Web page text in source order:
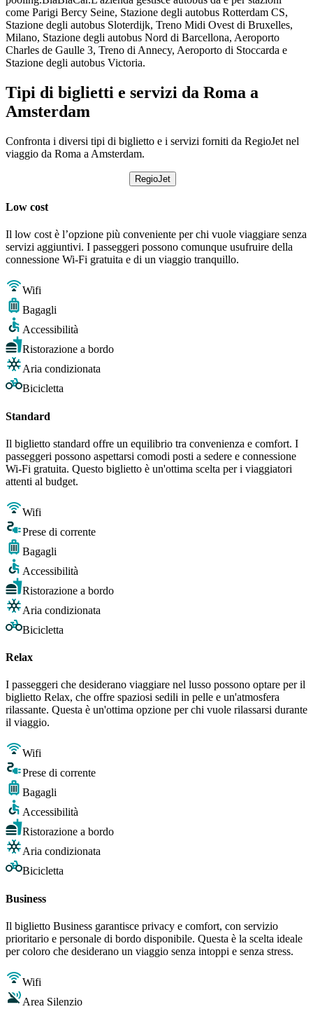
come Parigi Bercy Seine, Stazione degli autobus Rotterdam CS,
Stazione degli autobus Sloterdijk, Treno Midi Ovest di Bruxelles,
Milano, Stazione degli autobus Nord di Barcellona, ​​Aeroporto
Charles de Gaulle 3, Treno di Annecy, Aeroporto di Stoccarda e
Stazione degli autobus Victoria.
Tipi di biglietti e servizi da Roma a
Amsterdam
Confronta i diversi tipi di biglietto e i servizi forniti da RegioJet nel
viaggio da Roma a Amsterdam.
RegioJet
Low cost
Il low cost è l’opzione più conveniente per chi vuole viaggiare senza
servizi aggiuntivi. I passeggeri possono comunque usufruire della
connessione Wi-Fi gratuita e di un viaggio tranquillo.
Wifi
Bagagli
Accessibilità
Ristorazione a bordo
Aria condizionata
Bicicletta
Standard
Il biglietto standard offre un equilibrio tra convenienza e comfort. I
passeggeri possono aspettarsi comodi posti a sedere e connessione
Wi-Fi gratuita. Questo biglietto è un'ottima scelta per i viaggiatori
attenti al budget.
Wifi
Prese di corrente
Bagagli
Accessibilità
Ristorazione a bordo
Aria condizionata
Bicicletta
Relax
I passeggeri che desiderano viaggiare nel lusso possono optare per il
biglietto Relax, che offre spaziosi sedili in pelle e un'atmosfera
rilassante. Questa è un'ottima opzione per chi vuole rilassarsi durante
il viaggio.
Wifi
Prese di corrente
Bagagli
Accessibilità
Ristorazione a bordo
Aria condizionata
Bicicletta
Business
Il biglietto Business garantisce privacy e comfort, con servizio
prioritario e personale di bordo disponibile. Questa è la scelta ideale
per coloro che desiderano un viaggio senza intoppi e senza stress.
Wifi
Area Silenzio